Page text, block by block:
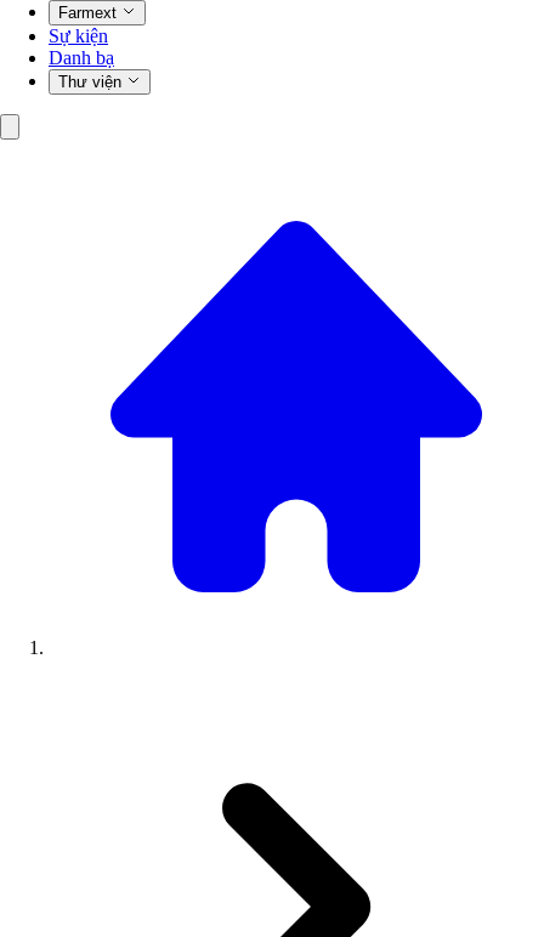
Farmext
Sự kiện
Danh bạ
Thư viện